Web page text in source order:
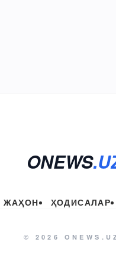
ONEWS
ЖАҲОН ҲОДИСАЛАР
© 2026